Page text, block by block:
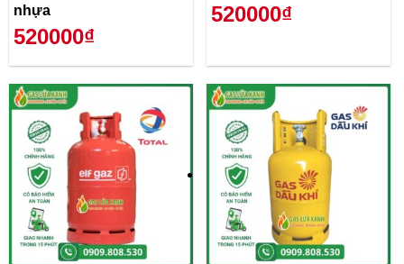
nhựa
520000₫
520000₫